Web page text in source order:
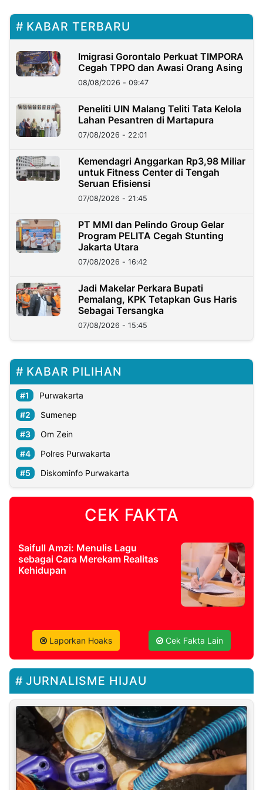
KABAR TERBARU
Imigrasi Gorontalo Perkuat TIMPORA
Cegah TPPO dan Awasi Orang Asing
08/08/2026 - 09:47
Peneliti UIN Malang Teliti Tata Kelola
Lahan Pesantren di Martapura
07/08/2026 - 22:01
Kemendagri Anggarkan Rp3,98 Miliar
untuk Fitness Center di Tengah
Seruan Efisiensi
07/08/2026 - 21:45
PT MMI dan Pelindo Group Gelar
Program PELITA Cegah Stunting
Jakarta Utara
07/08/2026 - 16:42
Jadi Makelar Perkara Bupati
Pemalang, KPK Tetapkan Gus Haris
Sebagai Tersangka
07/08/2026 - 15:45
KABAR PILIHAN
Purwakarta
Sumenep
Om Zein
Polres Purwakarta
Diskominfo Purwakarta
CEK FAKTA
Saifull Amzi: Menulis Lagu
sebagai Cara Merekam Realitas
Kehidupan
Laporkan Hoaks Cek Fakta Lain
JURNALISME HIJAU